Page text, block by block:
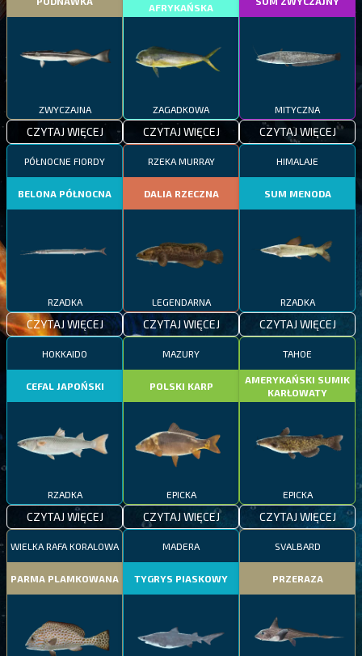
ZWYCZAJNA
CZYTAJ WIĘCEJ
AFRYKAŃSKA
ZAGADKOWA
CZYTAJ WIĘCEJ
MITYCZNA
CZYTAJ WIĘCEJ
PÓŁNOCNE FIORDY
BELONA PÓŁNOCNA
RZADKA
CZYTAJ WIĘCEJ
RZEKA MURRAY
DALIA RZECZNA
LEGENDARNA
CZYTAJ WIĘCEJ
HIMALAJE
SUM MENODA
RZADKA
CZYTAJ WIĘCEJ
HOKKAIDO
CEFAL JAPOŃSKI
RZADKA
CZYTAJ WIĘCEJ
MAZURY
POLSKI KARP
EPICKA
CZYTAJ WIĘCEJ
TAHOE
AMERYKAŃSKI SUMIK
KARŁOWATY
EPICKA
CZYTAJ WIĘCEJ
WIELKA RAFA KORALOWA
PARMA PLAMKOWANA
MADERA
TYGRYS PIASKOWY
SVALBARD
PRZERAZA